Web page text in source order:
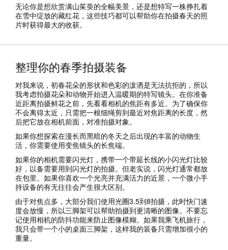
无论你是想欣赏满山茱萸的全幅美景，还是想特写一株挣扎着
在雪中绽放的藏红花，这些技巧都可以帮助你在拍摄春天的照
片时获得最大的收获。
整理你的春季拍摄装备
对我来说，初春花朵的形状和色彩的泼洒是无法抗拒的，所以
我考虑拍摄花朵和动物开始进入温暖期的特写镜头。在你准备
近距离拍摄鲜花之前，先看看相机的焦距有多近。为了确保你
不会离得太近，只需把一根细绳剪到最近对焦距离的长度，然
后把它放在相机前面，对准拍摄对象。
如果你想探索在漫长而黑暗的冬天之后出现的丰富的动物生
活，你需要使用变焦镜头的长焦端。
如果你的相机需要闪光灯，携带一个带延长线的小闪光灯比较
好，以备需要用到闪光灯的拍摄。但老实说，闪光灯通常都放
在包里。如果你喜欢一个光亮并充满活力的近景，一个微小手
持设备的有无往往会产生很大区别。
由于对焦点多，大部分我们使用光圈3.5到8拍摄，此时快门速
度会放慢，所以三脚架可以帮助拍摄到更清晰的图像。不要忘
记使用相机的防抖功能来防止图像模糊。如果我乘飞机旅行，
我只会带一个小的桌面三脚架，这样我的装备只需增加很小的
重量。